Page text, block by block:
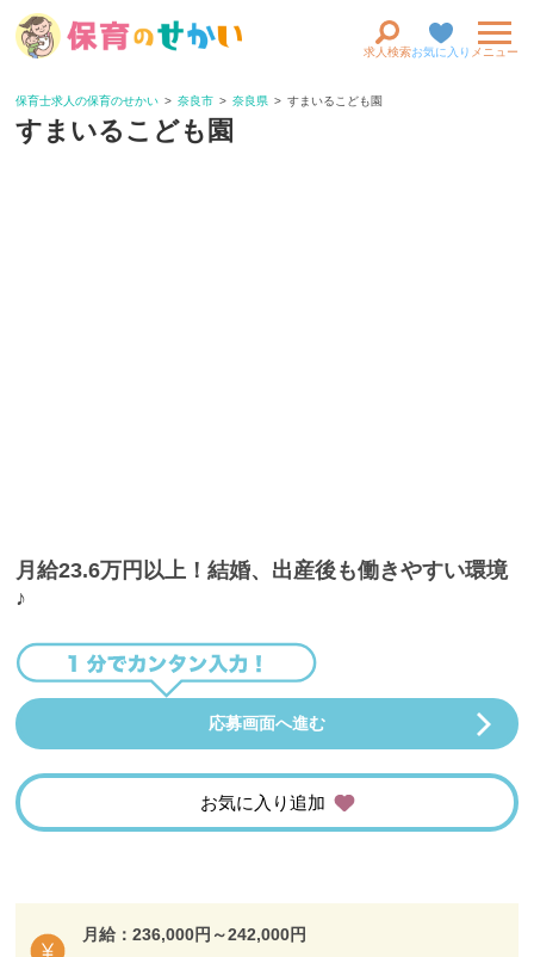
求人検索お気に入り メニュー
保育士求人の保育のせかい 奈良市 奈良県 すまいるこども園
すまいるこども園
月給23.6万円以上！結婚、出産後も働きやすい環境
♪
応募画面へ進む
お気に入り追加
月給：236,000円～242,000円